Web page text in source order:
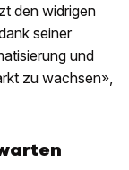
den widrigen
seiner
und
zu wachsen»,